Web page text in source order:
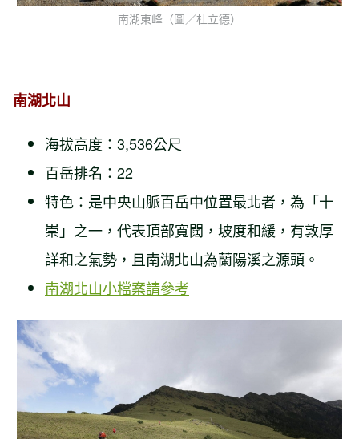
南湖東峰（圖／杜立德）
南湖北山
海拔高度：3,536公尺
百岳排名：22
特色：是中央山脈百岳中位置最北者，為「十
崇」之一，代表頂部寬闊，坡度和緩，有敦厚
詳和之氣勢，且南湖北山為蘭陽溪之源頭。
南湖北山小檔案請參考